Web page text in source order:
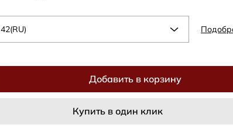
42(RU)
Добавить в корзину
Купить в один клик